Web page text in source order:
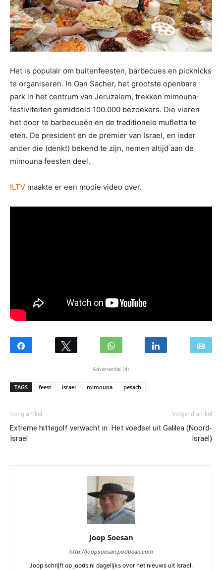
Het is populair om buitenfeesten, barbecues en picknicks
te organiseren. In Gan Sacher, het grootste openbare
park in het centrum van Jeruzalem, trekken mimouna-
festiviteiten gemiddeld 100.000 bezoekers. Die vieren
het door te barbecueën en de traditionele mufletta te
eten. De president en de premier van Israel, en ieder
ander die (denkt) bekend te zijn, nemen altijd aan de
mimouna feesten deel.
ILTV maakte er een mooie video over.
Advertentie (4)
TAGS feest israel mimouna pesach
Vorig artikel
Extreme hittegolf verwacht in
Israel
Volgend artikel
Het voedsel uit Galilea (Noord-
Israel)
Joop Soesan
http://joopsoesan.podbean.com
Joop schrijft op joods.nl dagelijks over het nieuws uit Israel.